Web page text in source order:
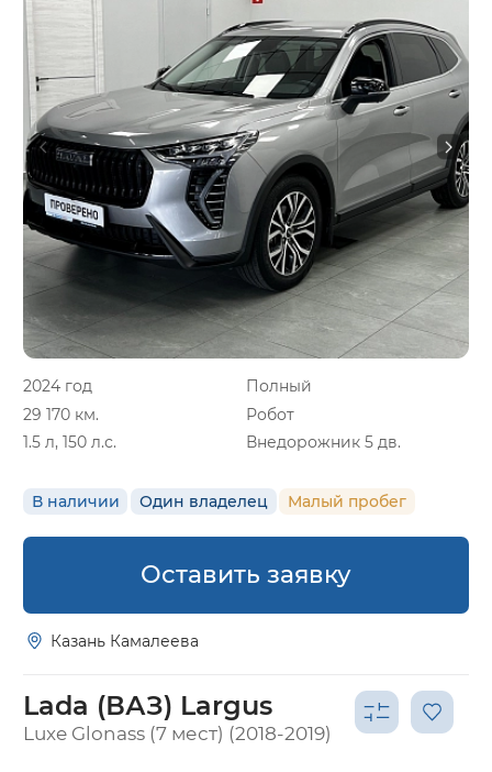
2024 год
Полный
29 170 км.
Робот
1.5 л, 150 л.с.
Внедорожник 5 дв.
В наличии Один владелец Малый пробег
Оставить заявку
Казань Камалеева
Lada (ВАЗ) Largus
Luxe Glonass (7 мест) (2018-2019)